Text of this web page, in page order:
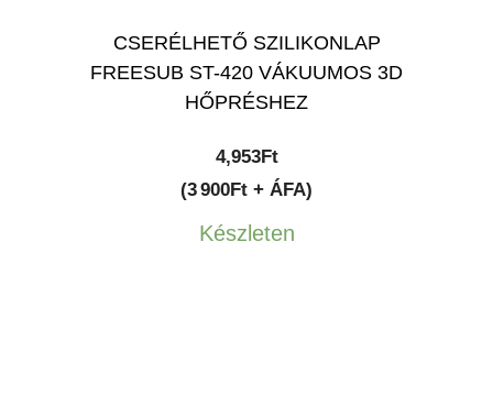
CSERÉLHETŐ SZILIKONLAP
FREESUB ST-420 VÁKUUMOS 3D
HŐPRÉSHEZ
4,953Ft
(3 900Ft + ÁFA)
Készleten